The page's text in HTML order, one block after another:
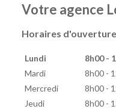
Votre agence
Horaires d'ouverture
Lundi
8h00 -
Mardi
8h00 -
Mercredi
8h00 -
Jeudi
8h00 -